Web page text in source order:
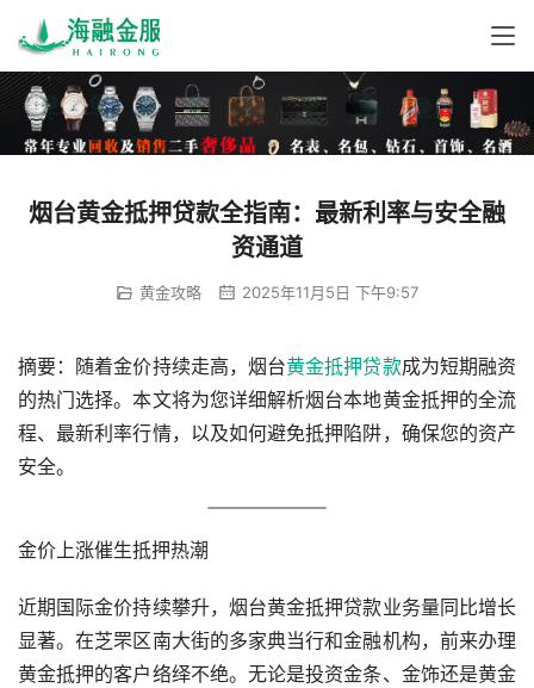
烟台黄金抵押贷款全指南：最新利率与安全融
资通道
黄金攻略 2025年11月5日 下午9:57
摘要：随着金价持续走高，烟台黄金抵押贷款成为短期融资
的热门选择。本文将为您详细解析烟台本地黄金抵押的全流
程、最新利率行情，以及如何避免抵押陷阱，确保您的资产
安全。
金价上涨催生抵押热潮
近期国际金价持续攀升，烟台黄金抵押贷款业务量同比增长
显著。在芝罘区南大街的多家典当行和金融机构，前来办理
黄金抵押的客户络绎不绝。无论是投资金条、金饰还是黄金